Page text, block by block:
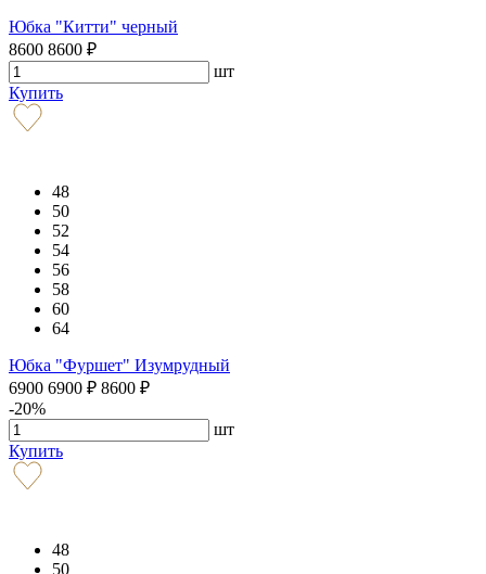
Юбка "Китти" черный
8600 8600 ₽
шт
Купить
48
50
52
54
56
58
60
64
Юбка "Фуршет" Изумрудный
6900 6900 ₽ 8600 ₽
-20%
шт
Купить
48
50